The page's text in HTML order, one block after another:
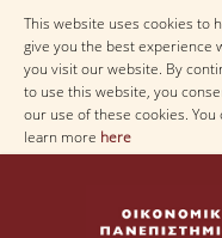
This website uses cookies to
give you the best experience
you visit our website. By
to use this website, you
our use of these cookies. You
learn more here